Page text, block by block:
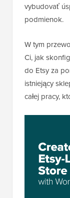
vybudovať
podmienok.
W tym
Ci, jak
do Etsy za
istniejący
całej pracy,